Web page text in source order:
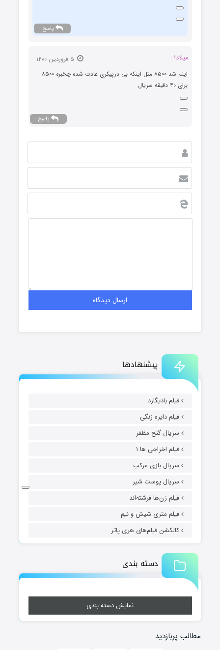
پیشنهادها
فیلم بادیگارد
فیلم دایره زنگی
سریال گنج مظفر
فیلم اخراجی ها ۱
سریال بازی مرکب
سریال پوست شیر
فیلم زن‌ها فرشته‌اند
فیلم متری شیش و نیم
کالکشن فیلم‌های هری پاتر
دسته بندی
نمایش دسته بندی
مطالب پربازدید
پاسخ
میلاد۱ :
اینم شد ۸۵۰۰ مثل اینکه بی درپیکری عادت شده چخبره ۸۵۰۰
برای ۴۰ دقیقه سریال
پاسخ